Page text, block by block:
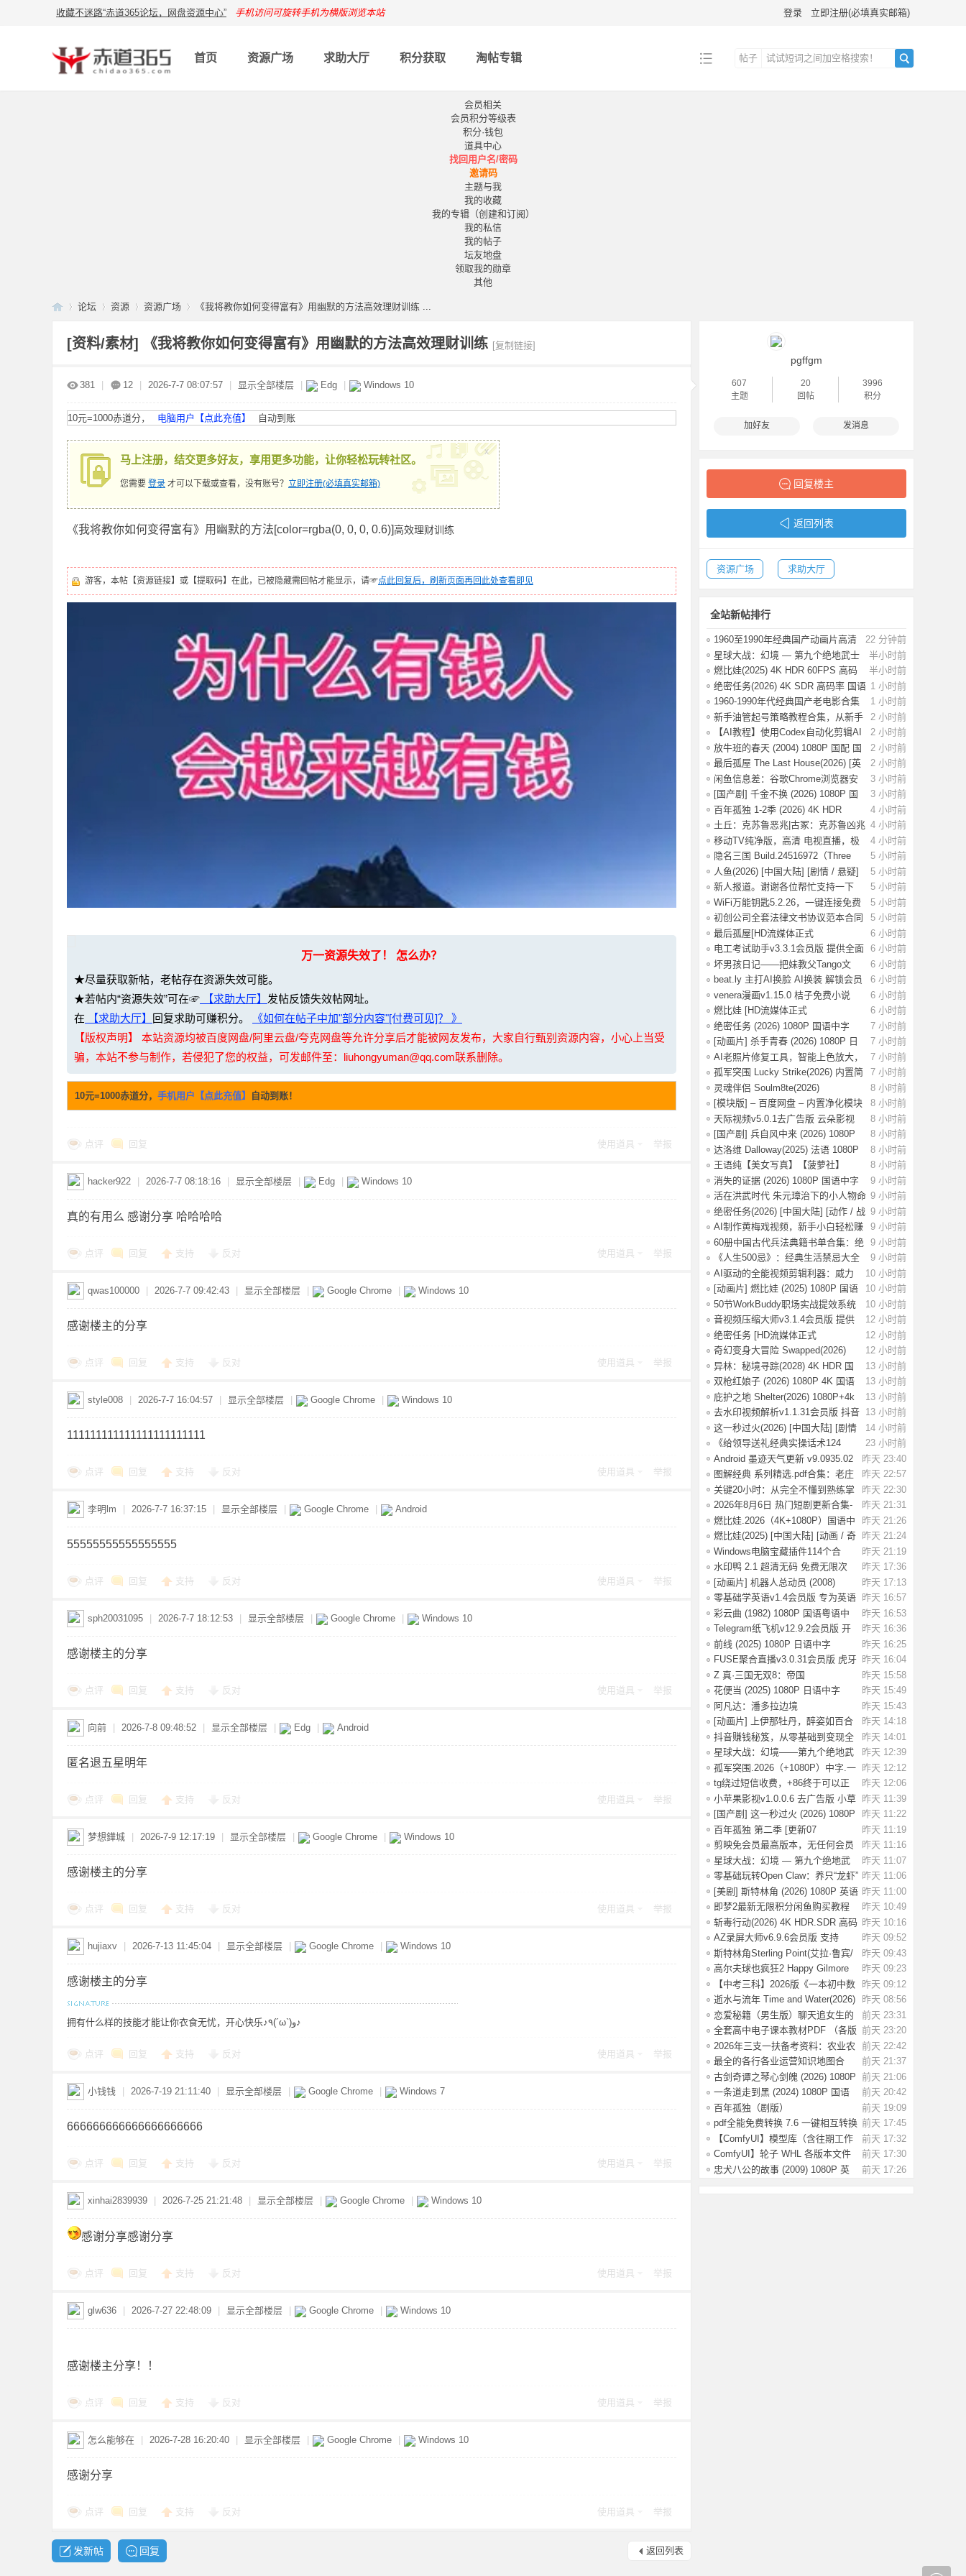
收藏不迷路“赤道365论坛，网盘资源中心” 手机访问可旋转手机为横版浏览本站 登录 立即注册(必填真实邮箱)
首页 资源广场 求助大厅 积分获取 淘帖专辑
帖子
会员相关
会员积分等级表
积分·钱包
道具中心
找回用户名/密码
邀请码
主题与我
我的收藏
我的专辑（创建和订阅）
我的私信
我的帖子
坛友地盘
领取我的勋章
其他
论坛 资源 资源广场 《我将教你如何变得富有》用幽默的方法高效理财训练 ...
[资料/素材] 《我将教你如何变得富有》用幽默的方法高效理财训练 [复制链接]
381 12 2026-7-7 08:07:57 显示全部楼层 Edg Windows 10
10元=1000赤道分， 电脑用户【点此充值】 自动到账
马上注册，结交更多好友，享用更多功能，让你轻松玩转社区。
您需要 登录 才可以下载或查看，没有账号？ 立即注册(必填真实邮箱)
x
《我将教你如何变得富有》用幽默的方法[color=rgba(0, 0, 0, 0.6)]高效理财训练
游客，本帖【资源链接】或【提取码】在此，已被隐藏需回帖才能显示，请☞点此回复后，刷新页面再回此处查看即见
万一资源失效了！ 怎么办？
★尽量获取新帖，老帖存在资源失效可能。
★若帖内“资源失效”可在☞ 【求助大厅】 发帖反馈失效帖网址。
在 【求助大厅】 回复求助可赚积分。
《如何在帖子中加"部分内容"[付费可见]？ 》
【版权声明】 本站资源均被百度网盘/阿里云盘/夸克网盘等允许分享后才能被网友发布，大家自行甄别资源内容，小心上当受
骗，本站不参与制作，若侵犯了您的权益，可发邮件至：liuhongyuman@qq.com联系删除。
10元=1000赤道分， 手机用户【点此充值】 自动到账！
点评 回复 使用道具 举报
hacker922 2026-7-7 08:18:16 显示全部楼层 Edg Windows 10
真的有用么 感谢分享 哈哈哈哈
点评 回复 支持 反对 使用道具 举报
qwas100000 2026-7-7 09:42:43 显示全部楼层 Google Chrome Windows 10
感谢楼主的分享
点评 回复 支持 反对 使用道具 举报
style008 2026-7-7 16:04:57 显示全部楼层 Google Chrome Windows 10
111111111111111111111111
点评 回复 支持 反对 使用道具 举报
李明lm 2026-7-7 16:37:15 显示全部楼层 Google Chrome Android
55555555555555555
点评 回复 支持 反对 使用道具 举报
sph20031095 2026-7-7 18:12:53 显示全部楼层 Google Chrome Windows 10
感谢楼主的分享
点评 回复 支持 反对 使用道具 举报
向前 2026-7-8 09:48:52 显示全部楼层 Edg Android
匿名退五星明年
点评 回复 支持 反对 使用道具 举报
梦想鏵城 2026-7-9 12:17:19 显示全部楼层 Google Chrome Windows 10
感谢楼主的分享
点评 回复 支持 反对 使用道具 举报
hujiaxv 2026-7-13 11:45:04 显示全部楼层 Google Chrome Windows 10
感谢楼主的分享
拥有什么样的技能才能让你衣食无忧，开心快乐♪٩(´ω`)و♪
点评 回复 支持 反对 使用道具 举报
小钱钱 2026-7-19 21:11:40 显示全部楼层 Google Chrome Windows 7
666666666666666666666
点评 回复 支持 反对 使用道具 举报
xinhai2839939 2026-7-25 21:21:48 显示全部楼层 Google Chrome Windows 10
感谢分享感谢分享
点评 回复 支持 反对 使用道具 举报
glw636 2026-7-27 22:48:09 显示全部楼层 Google Chrome Windows 10
感谢楼主分享！！
点评 回复 支持 反对 使用道具 举报
怎么能够在 2026-7-28 16:20:40 显示全部楼层 Google Chrome Windows 10
感谢分享
点评 回复 支持 反对 使用道具 举报
返回列表
发新帖 回复
pgffgm
607
主题
20
回帖
3996
积分
加好友 发消息
回复楼主
返回列表
资源广场 求助大厅
全站新帖排行
22 分钟前
1960至1990年经典国产动画片高清
大合集【6.
半小时前
星球大战：幻境 — 第九个绝地武士
4K HDR
半小时前
燃比娃(2025) 4K HDR 60FPS 高码
国语中字
1 小时前
绝密任务(2026) 4K SDR 高码率 国语
中字【2
1 小时前
1960-1990年代经典国产老电影合集
高清修复
2 小时前
新手油管起号策略教程合集，从新手
入门到精
2 小时前
【AI教程】使用Codex自动化剪辑AI
短视频，A
2 小时前
放牛班的春天 (2004) 1080P 国配 国
语法语
2 小时前
最后孤屋 The Last House(2026) [英
国 / 法
3 小时前
闲鱼信息差：谷歌Chrome浏览器安
装包（附教
3 小时前
[国产剧] 千金不换 (2026) 1080P 国
语中字
4 小时前
百年孤独 1-2季 (2026) 4K HDR
1080P 内
4 小时前
土丘：克苏鲁恶兆|古冢：克苏鲁凶兆
Build.
4 小时前
移动TV纯净版，高清 电视直播，极
速版！
5 小时前
隐名三国 Build.24516972（Three
Kingdoms
5 小时前
人鱼(2026) [中国大陆] [剧情 / 悬疑]
汉语
5 小时前
新人报道。谢谢各位帮忙支持一下
5 小时前
WiFi万能钥匙5.2.26，一键连接免费
WiFi，解
5 小时前
初创公司全套法律文书协议范本合同
模板合集
6 小时前
最后孤屋[HD流媒体正式
版]The.Last.House.2
6 小时前
电工考试助手v3.3.1会员版 提供全面
的学习
6 小时前
坏男孩日记——把妹教父Tango文
集.pdf，当
6 小时前
beat.ly 主打AI换脸 AI换装 解锁会员
版
6 小时前
venera漫画v1.15.0 桔子免费小说
v1.1.8书
6 小时前
燃比娃 [HD流媒体正式
版]A.Story.About.Fir
7 小时前
绝密任务 (2026) 1080P 国语中字
[0.8G]
7 小时前
[动画片] 杀手青春 (2026) 1080P 日
语中字
7 小时前
AI老照片修复工具，智能上色放大，
一键还原
7 小时前
孤军突围 Lucky Strike(2026) 内置简
英 4K
8 小时前
灵魂伴侣 Soulm8te(2026)
【4K.DV.HDR】【
8 小时前
[模块版] – 百度网盘 – 内置净化模块
–
8 小时前
天际视频v5.0.1去广告版 云朵影视
v1.9.0去
8 小时前
[国产剧] 兵自风中来 (2026) 1080P
国语中
8 小时前
达洛维 Dalloway(2025) 法语 1080P
【3.2G
8 小时前
王语纯【美女写真】【菠萝社】
【51P】
9 小时前
消失的证据 (2026) 1080P 国语中字
[1.09G]
9 小时前
活在洪武时代 朱元璋治下的小人物命
运
9 小时前
绝密任务(2026) [中国大陆] [动作 / 战
争 /
9 小时前
AI制作黄梅戏视频，新手小白轻松赚
取收益
9 小时前
60册中国古代兵法典籍书单合集：绝
版古代兵
9 小时前
《人生500忌》：经典生活禁忌大全
10 小时前
AI驱动的全能视频剪辑利器：威力
导演v24.6.
10 小时前
[动画片] 燃比娃 (2025) 1080P 国语
中字 [0
10 小时前
50节WorkBuddy职场实战提效系统
课：掌握效
12 小时前
音视频压缩大师v3.1.4会员版 提供
高效的音
12 小时前
绝密任务 [HD流媒体正式
版]Operation.Black
12 小时前
奇幻变身大冒险 Swapped(2026)
[1080P] [中
13 小时前
异林：秘境寻踪(2028) 4K HDR 国
语中字【1.
13 小时前
双枪红娘子 (2026) 1080P 4K 国语
中字 [1.7
13 小时前
庇护之地 Shelter(2026) 1080P+4k
中英双字
13 小时前
去水印视频解析v1.1.31会员版 抖音
等平台无
14 小时前
这一秒过火(2026) [中国大陆] [剧情
/ 爱情
23 小时前
《给领导送礼经典实操话术124
条》：不踩红
昨天 23:40
Android 墨迹天气更新 v9.0935.02
去广告解
昨天 22:57
图解经典 系列精选.pdf合集：老庄
易经 风
昨天 22:30
关键20小时：从完全不懂到熟练掌
握一门新技
昨天 21:31
2026年8月6日 热门短剧更新合集-
海量热门
昨天 21:26
燃比娃.2026（4K+1080P）国语中
字.首部宣纸
昨天 21:24
燃比娃(2025) [中国大陆] [动画 / 奇
幻 /
昨天 21:19
Windows电脑宝藏插件114个合
集，按功能分类
昨天 17:36
水印鸭 2.1 超清无码 免费无限次
试了好多
昨天 17:13
[动画片] 机器人总动员 (2008)
1080P 国配
昨天 16:57
零基础学英语v1.4会员版 专为英语
初学者设
昨天 16:53
彩云曲 (1982) 1080P 国语粤语中
字 [2.49G]
昨天 16:36
Telegram纸飞机v12.9.2会员版 开
放注册了
昨天 16:25
前线 (2025) 1080P 日语中字
[1.74G]
昨天 16:04
FUSE聚合直播v3.0.31会员版 虎牙
斗鱼抖音快
昨天 15:58
Z 真·三国无双8：帝国
_Build.20984287 官
昨天 15:49
花便当 (2025) 1080P 日语中字
[1.83G]
昨天 15:43
阿凡达：潘多拉边境
Build.22429549（Avata
昨天 14:18
[动画片] 上伊那牡丹，醉姿如百合
(2026) 1
昨天 14:01
抖音赚钱秘笈，从零基础到变现全
解析[40.4G
昨天 12:39
星球大战：幻境——第九个绝地武
士.2026（4
昨天 12:12
孤军突围.2026（+1080P）中字.一
名军官冲出
昨天 12:06
tg绕过短信收费，+86终于可以正
常登录了
昨天 11:39
小苹果影视v1.0.0.6 去广告版 小草
影视v2.5
昨天 11:22
[国产剧] 这一秒过火 (2026) 1080P
国语中
昨天 11:19
百年孤独 第二季 [更新07
集]2026.HD1080P.X
昨天 11:16
剪映免会员最高版本，无任何会员
按钮，免会
昨天 11:07
星球大战：幻境 — 第九个绝地武
士 (2026)
昨天 11:06
零基础玩转Open Claw：养只“龙虾”
当助理
昨天 11:00
[美剧] 斯特林角 (2026) 1080P 英语
中字 (
昨天 10:49
即梦2最新无限积分闲鱼购买教程
昨天 10:16
斩毒行动(2026) 4K HDR.SDR 高码
率 【国语
昨天 09:52
AZ录屏大师v6.9.6会员版 支持
1080P/60fps
昨天 09:43
斯特林角Sterling Point(艾拉·鲁宾/
艾米丽
昨天 09:23
高尔夫球也疯狂2 Happy Gilmore
2(2025) WE
昨天 09:12
【中考三科】2026版《一本初中数
理化公式定
昨天 08:56
逝水与流年 Time and Water(2026)
【简繁英
前天 23:31
恋爱秘籍（男生版）聊天追女生的
话术技巧，
前天 23:20
全套高中电子课本教材PDF （各版
本齐全）【
前天 22:42
2026年三支一扶备考资料：农业农
村知识考前
前天 21:37
最全的各行各业运营知识地图合
集，运营人案
前天 21:06
古剑奇谭之琴心剑魄 (2026) 1080P
国语中字
前天 20:42
一条道走到黑 (2024) 1080P 国语
中字 [1.35
前天 19:09
百年孤独（剧版）
S02.2026（4K+1080P）中字
前天 17:45
pdf全能免费转换 7.6 一键相互转换
前天 17:32
【ComfyUI】模型库（含往期工作
流模型）
前天 17:30
ComfyUI】轮子 WHL 各版本文件
前天 17:26
忠犬八公的故事 (2009) 1080P 英